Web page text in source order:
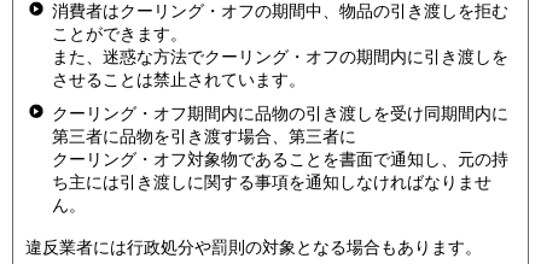
消費者はクーリング・オフの期間中、物品の引き渡しを拒む
ことができます。
また、迷惑な方法でクーリング・オフの期間内に引き渡しを
させることは禁止されています。
クーリング・オフ期間内に品物の引き渡しを受け同期間内に
第三者に品物を引き渡す場合、第三者に
クーリング・オフ対象物であることを書面で通知し、元の持
ち主には引き渡しに関する事項を通知しなければなりませ
ん。
違反業者には行政処分や罰則の対象となる場合もあります。